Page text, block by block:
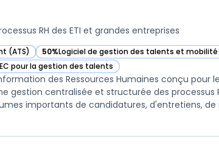
RH des ETI et grandes entreprises
(ATS) 50%Logiciel de gestion des talents et
— voir Altays dans cette catégorie
pour la gestion des talents
des Ressources Humaines conçu pour
gestion centralisée et structurée des processus
importants de candidatures, d'entretiens, de